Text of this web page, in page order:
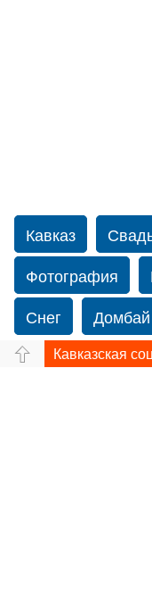
Кавказ
Фотография
Снег
Домбай
Путешествие
Кавказская